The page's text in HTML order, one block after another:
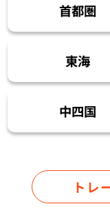
復職セラピ
募集要項
コラム一覧
よくあるご
首都圏
東海
中四国
トレ